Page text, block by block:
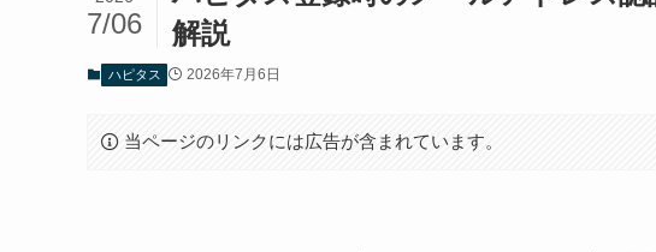
解説
7/06
ハピタス 2026年7月6日
当ページのリンクには広告が含まれています。